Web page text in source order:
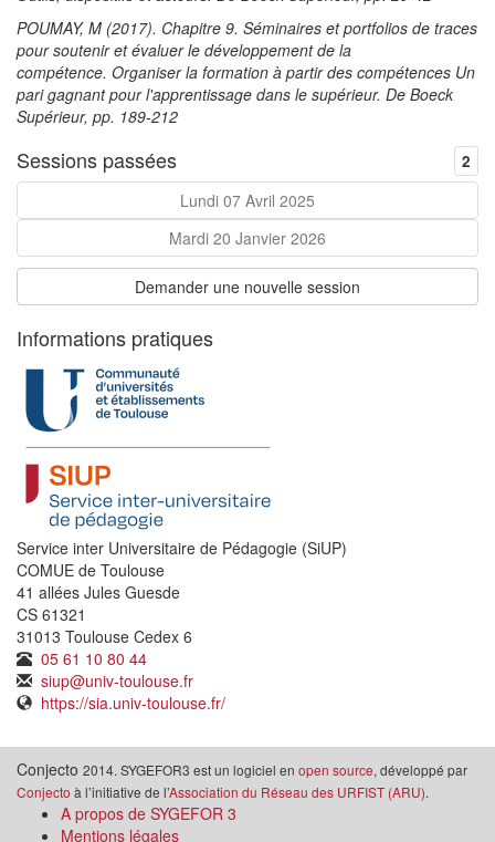
POUMAY, M (2017). Chapitre 9. Séminaires et portfolios de traces
pour soutenir et évaluer le développement de la
compétence. Organiser la formation à partir des compétences Un
pari gagnant pour l'apprentissage dans le supérieur. De Boeck
Supérieur, pp. 189-212
Sessions passées 2
Lundi 07 Avril 2025
Mardi 20 Janvier 2026
Demander une nouvelle session
Informations pratiques
Service inter Universitaire de Pédagogie (SiUP)
COMUE de Toulouse
41 allées Jules Guesde
CS 61321
31013 Toulouse Cedex 6
05 61 10 80 44
siup@univ-toulouse.fr
https://sia.univ-toulouse.fr/
Conjecto 2014. SYGEFOR3 est un logiciel en open source, développé par
Conjecto à l’initiative de l’Association du Réseau des URFIST (ARU).
A propos de SYGEFOR 3
Mentions légales